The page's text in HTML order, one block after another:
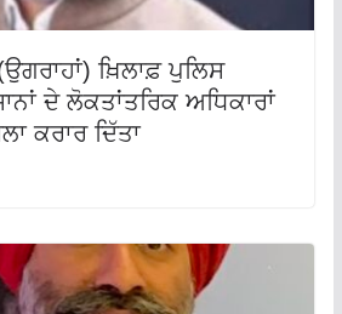
ਖ਼ਿਲਾਫ਼ ਪੁਲਿਸ
ਦੇ ਲੋਕਤਾਂਤਰਿਕ ਅਧਿਕਾਰਾਂ
ਕਰਾਰ ਦਿੱਤਾ